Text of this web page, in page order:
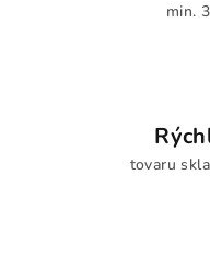
min.
tovaru